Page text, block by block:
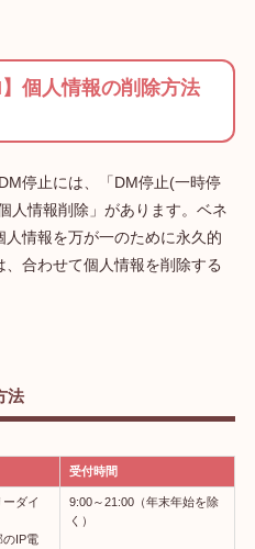
】個人情報の削除方法
停止には、「DM停止(一時停
人情報削除」があります。ベネ
情報を万が一のために永久的
合わせて個人情報を削除する
法
受付時間
ダイ
のIP電
9:00～21:00（年末年始を除
く）